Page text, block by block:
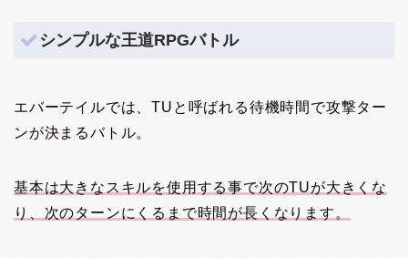
シンプルな王道RPGバトル
エバーテイルでは、TUと呼ばれる待機時間で攻撃ター
ンが決まるバトル。
基本は大きなスキルを使用する事で次のTUが大きくな
り、次のターンにくるまで時間が長くなります。